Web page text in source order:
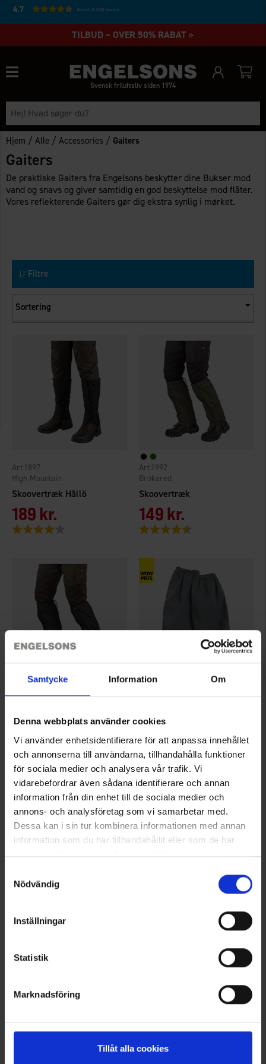
Samtycke Information Om
Denna webbplats använder cookies
Vi använder enhetsidentifierare för att anpassa innehållet
och annonserna till användarna, tillhandahålla funktioner
för sociala medier och analysera vår trafik. Vi
vidarebefordrar även sådana identifierare och annan
information från din enhet till de sociala medier och
annons- och analysföretag som vi samarbetar med.
Dessa kan i sin tur kombinera informationen med annan
information som du har tillhandahållit eller som de har
samlat in när du har använt deras tjänster.
Nödvändig
Inställningar
Statistik
Marknadsföring
Tillåt alla cookies
4.7 Baseret på 27231 stemmer
TILBUD – OVER 50% RABAT »
Svensk friluftsliv siden 1974
Hjem /Alle /Accessories / Gaiters
Gaiters
De praktiske Gaiters fra Engelsons beskytter dine Bukser mod
vand og snavs og giver samtidig en god beskyttelse mod flåter.
Vores reflekterende Gaiters gør dig ekstra synlig i mørket.
Filtre
Sortering
Skoovertræk Hållö
High Mountain
1897
189 kr.
Vurdering:
Skoovertræk
Brokared
1992
149 kr.
Vurdering:
Skoovertræk
149 kr.
Vurdering: 4.3 ud af 5 stjerner
Fra39 kr.
Vurdering: 4.4 ud af 5 stjerner
High Mountain
Fra59 kr.